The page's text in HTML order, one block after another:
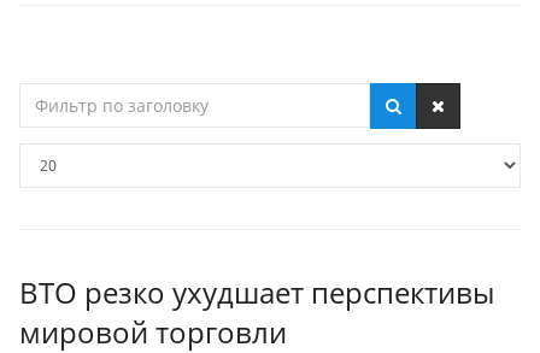
по
ВТО резко ухудшает перспективы
мировой торговли